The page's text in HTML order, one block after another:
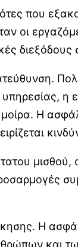
που
οι
Η
Η
και